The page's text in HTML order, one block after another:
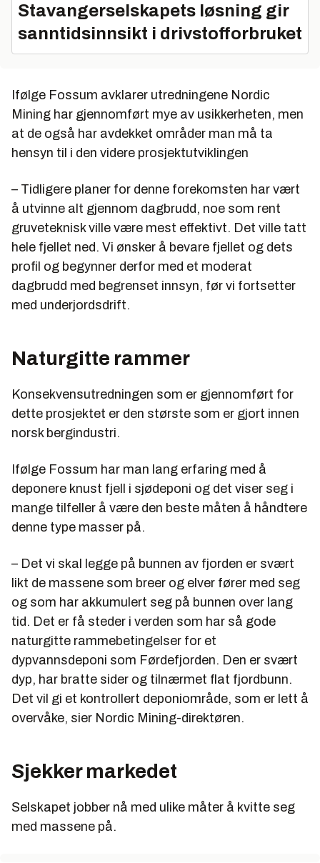
Stavangerselskapets løsning gir
sanntidsinnsikt i drivstofforbruket
Ifølge Fossum avklarer utredningene Nordic
Mining har gjennomført mye av usikkerheten, men
at de også har avdekket områder man må ta
hensyn til i den videre prosjektutviklingen
– Tidligere planer for denne forekomsten har vært
å utvinne alt gjennom dagbrudd, noe som rent
gruveteknisk ville være mest effektivt. Det ville tatt
hele fjellet ned. Vi ønsker å bevare fjellet og dets
profil og begynner derfor med et moderat
dagbrudd med begrenset innsyn, før vi fortsetter
med underjordsdrift.
Naturgitte rammer
Konsekvensutredningen som er gjennomført for
dette prosjektet er den største som er gjort innen
norsk bergindustri.
Ifølge Fossum har man lang erfaring med å
deponere knust fjell i sjødeponi og det viser seg i
mange tilfeller å være den beste måten å håndtere
denne type masser på.
– Det vi skal legge på bunnen av fjorden er svært
likt de massene som breer og elver fører med seg
og som har akkumulert seg på bunnen over lang
tid. Det er få steder i verden som har så gode
naturgitte rammebetingelser for et
dypvannsdeponi som Førdefjorden. Den er svært
dyp, har bratte sider og tilnærmet flat fjordbunn.
Det vil gi et kontrollert deponiområde, som er lett å
overvåke, sier Nordic Mining-direktøren.
Sjekker markedet
Selskapet jobber nå med ulike måter å kvitte seg
med massene på.